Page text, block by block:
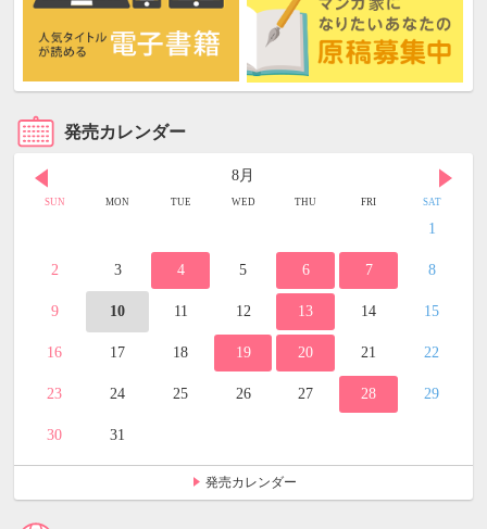
発売カレンダー
8月
SUN MON TUE WED THU FRI SAT
1
2 3 4 5 6 7 8
9 10 11 12 13 14 15
16 17 18 19 20 21 22
23 24 25 26 27 28 29
30 31
発売カレンダー